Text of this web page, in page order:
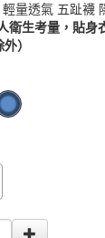
量透氣 五趾襪
衛生考量，貼身
）